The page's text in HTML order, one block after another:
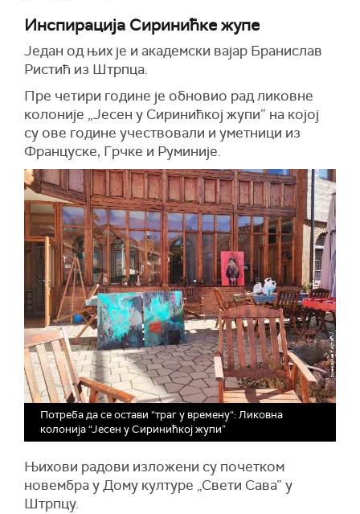
Инспирација Сиринићке жупе
Један од њих је и академски вајар Бранислав
Ристић из Штрпца.
Пре четири године је обновио рад ликовне
колоније „Јесен у Сиринићкој жупи” на којој
су ове године учествовали и уметници из
Француске, Грчке и Руминије.
Потреба да се остави “траг у времену“: Ликовна
колонија “Јесен у Сиринићкој жупи”
Њихови радови изложени су почетком
новембра у Дому културе „Свети Сава” у
Штрпцу.